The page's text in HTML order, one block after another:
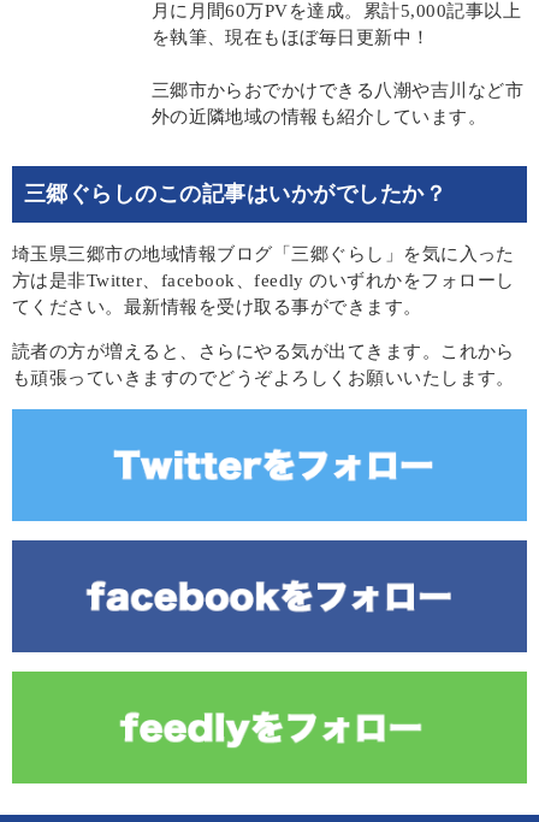
月に月間60万PVを達成。累計5,000記事以上
を執筆、現在もほぼ毎日更新中！
三郷市からおでかけできる八潮や吉川など市
外の近隣地域の情報も紹介しています。
三郷ぐらしのこの記事はいかがでしたか？
埼玉県三郷市の地域情報ブログ「三郷ぐらし」を気に入った
方は是非Twitter、facebook、feedly のいずれかをフォローし
てください。最新情報を受け取る事ができます。
読者の方が増えると、さらにやる気が出てきます。これから
も頑張っていきますのでどうぞよろしくお願いいたします。